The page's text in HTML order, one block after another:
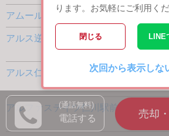
(通話無料)
電話する
アムール宝塚花屋敷
アルス逆瀬川千種
アルス仁川北アネーロ
アルファステイツ仁川駅前
ります。お気軽にご利用くだ
閉じる LINE
次回から表示しな